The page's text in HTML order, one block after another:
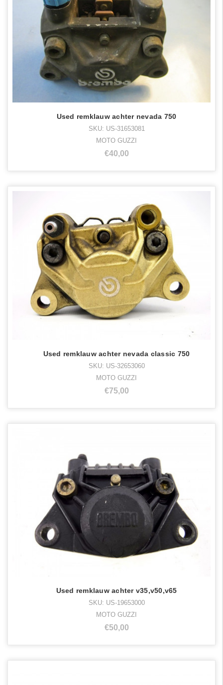
Used remklauw achter nevada 750
SKU: US-31653081
MOTO GUZZI
€40,00
Used remklauw achter nevada classic 750
SKU: US-32653060
MOTO GUZZI
€75,00
Used remklauw achter v35,v50,v65
SKU: US-19653000
MOTO GUZZI
€50,00